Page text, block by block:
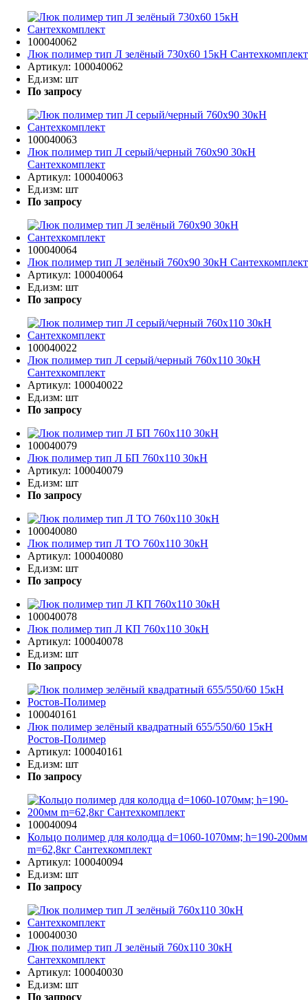
100040062
Люк полимер тип Л зелёный 730х60 15кН Сантехкомплект
Артикул: 100040062
Ед.изм: шт
По запросу
100040063
Люк полимер тип Л серый/черный 760х90 30кН
Сантехкомплект
Артикул: 100040063
Ед.изм: шт
По запросу
100040064
Люк полимер тип Л зелёный 760х90 30кН Сантехкомплект
Артикул: 100040064
Ед.изм: шт
По запросу
100040022
Люк полимер тип Л серый/черный 760х110 30кН
Сантехкомплект
Артикул: 100040022
Ед.изм: шт
По запросу
100040079
Люк полимер тип Л БП 760х110 30кН
Артикул: 100040079
Ед.изм: шт
По запросу
100040080
Люк полимер тип Л ТО 760х110 30кН
Артикул: 100040080
Ед.изм: шт
По запросу
100040078
Люк полимер тип Л КП 760х110 30кН
Артикул: 100040078
Ед.изм: шт
По запросу
100040161
Люк полимер зелёный квадратный 655/550/60 15кН
Ростов-Полимер
Артикул: 100040161
Ед.изм: шт
По запросу
100040094
Кольцо полимер для колодца d=1060-1070мм; h=190-200мм
m=62,8кг Сантехкомплект
Артикул: 100040094
Ед.изм: шт
По запросу
100040030
Люк полимер тип Л зелёный 760х110 30кН
Сантехкомплект
Артикул: 100040030
Ед.изм: шт
По запросу